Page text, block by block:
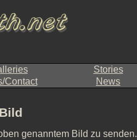
Stories
Contact News
genanntem Bild zu senden.